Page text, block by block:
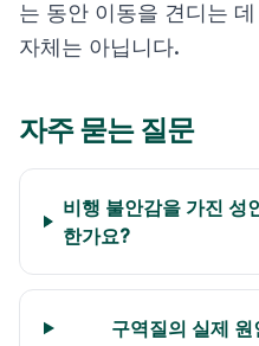
는 동안 이동을 견디는
자체는 아닙니다.
자주 묻는 질문
비행 불안감을 가진 성
한가요?
구역질의 실제